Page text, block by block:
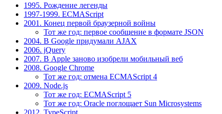
1995. Рождение легенды
1997-1999. ECMAScript
2001. Конец первой браузерной войны
Тот же год: первое сообщение в формате JSON
2004. В Google придумали AJAX
2006. jQuery
2007. В Apple заново изобрели мобильный веб
2008. Google Chrome
Тот же год: отмена ECMAScript 4
2009. Node.js
Тот же год: ECMAScript 5
Тот же год: Oracle поглощает Sun Microsystems
2012. TypeScript